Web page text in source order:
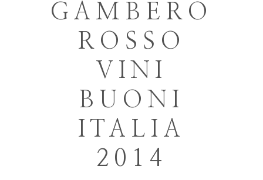
GAMBERO
ROSSO
VINI
BUONI
ITALIA
2014